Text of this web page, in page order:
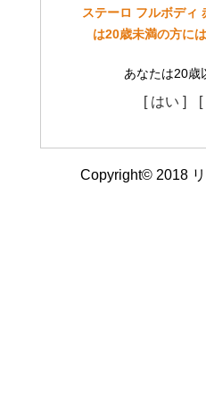
ステーロ フルボディ
は20歳未満の方に
あなたは20歳
[ はい ]
Copyright© 2018